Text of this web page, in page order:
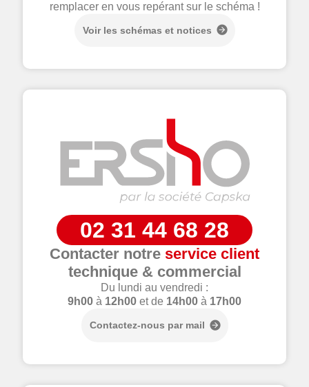
remplacer en vous repérant sur le schéma !
Voir les schémas et notices
02 31 44 68 28
Contacter notre service client
technique & commercial
Du lundi au vendredi :
9h00 à 12h00 et de 14h00 à 17h00
Contactez-nous par mail